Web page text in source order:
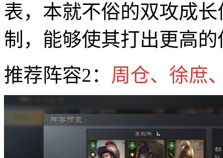
表，本就不俗的双攻成
制，能够使其打出更高
推荐阵容2： 周仓、徐庶